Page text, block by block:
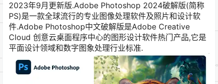
2023年9月更新版.Adobe Photoshop 2024破解版(简称
PS)是一款全球流行的专业图像处理软件及照片和设计软
件.Adobe Photoshop中文破解版是Adobe Creative
Cloud 创意云桌面程序中心的图形设计软件热门产品,它是
平面设计领域和数字图象处理行业标准.